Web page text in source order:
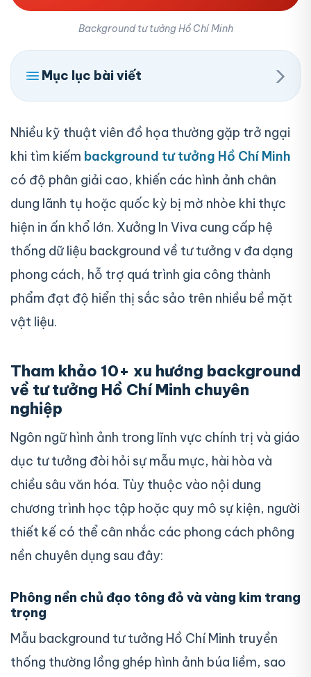
Background tư tưởng Hồ Chí Minh
Mục lục bài viết ›
Nhiều kỹ thuật viên đồ họa thường gặp trở ngại
khi tìm kiếm background tư tưởng Hồ Chí Minh
có độ phân giải cao, khiến các hình ảnh chân
dung lãnh tụ hoặc quốc kỳ bị mờ nhòe khi thực
hiện in ấn khổ lớn. Xưởng In Viva cung cấp hệ
thống dữ liệu background về tư tưởng v đa dạng
phong cách, hỗ trợ quá trình gia công thành
phẩm đạt độ hiển thị sắc sảo trên nhiều bề mặt
vật liệu.
Tham khảo 10+ xu hướng background
về tư tưởng Hồ Chí Minh chuyên
nghiệp
Ngôn ngữ hình ảnh trong lĩnh vực chính trị và giáo
dục tư tưởng đòi hỏi sự mẫu mực, hài hòa và
chiều sâu văn hóa. Tùy thuộc vào nội dung
chương trình học tập hoặc quy mô sự kiện, người
thiết kế có thể cân nhắc các phong cách phông
nền chuyên dụng sau đây:
Phông nền chủ đạo tông đỏ và vàng kim trang
trọng
Mẫu background tư tưởng Hồ Chí Minh truyền
thống thường lồng ghép hình ảnh búa liềm, sao